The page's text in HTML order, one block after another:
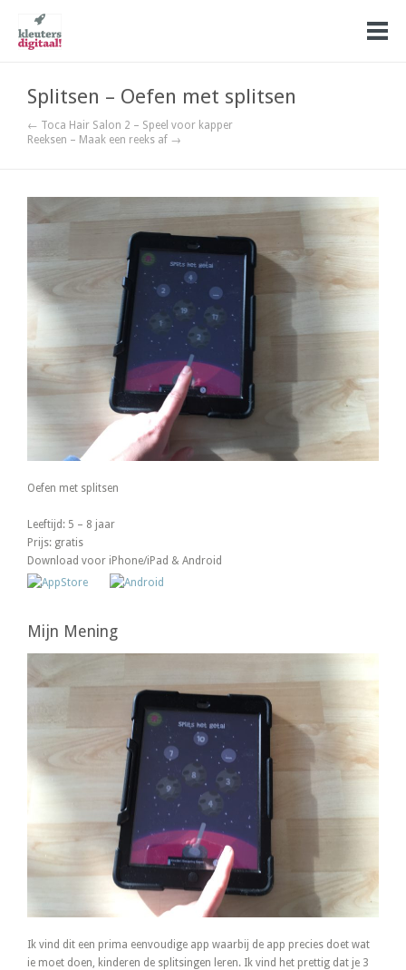
Splitsen – Oefen met splitsen
← Toca Hair Salon 2 – Speel voor kapper
Reeksen – Maak een reeks af →
Oefen met splitsen
Leeftijd: 5 – 8 jaar
Prijs: gratis
Download voor iPhone/iPad & Android
Mijn Mening
Ik vind dit een prima eenvoudige app waarbij de app precies doet wat
ie moet doen, kinderen de splitsingen leren. Ik vind het prettig dat je 3